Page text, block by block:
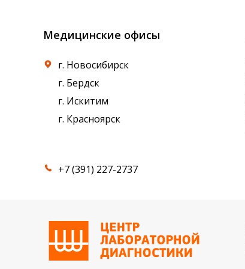
Медицинские офисы
г. Новосибирск
г. Бердск
г. Искитим
г. Красноярск
+7 (391) 227-2737